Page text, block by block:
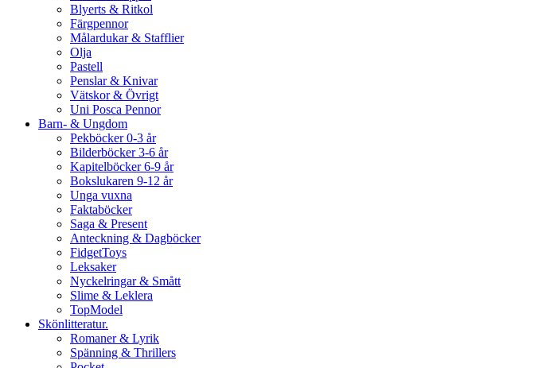
Blyerts & Ritkol
Färgpennor
Målardukar & Stafflier
Olja
Pastell
Penslar & Knivar
Vätskor & Övrigt
Uni Posca Pennor
Barn- & Ungdom
Pekböcker 0-3 år
Bilderböcker 3-6 år
Kapitelböcker 6-9 år
Bokslukaren 9-12 år
Unga vuxna
Faktaböcker
Saga & Present
Anteckning & Dagböcker
FidgetToys
Leksaker
Nyckelringar & Smått
Slime & Leklera
TopModel
Skönlitteratur.
Romaner & Lyrik
Spänning & Thrillers